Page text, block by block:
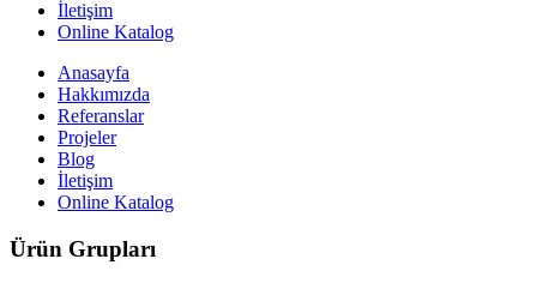
İletişim
Online Katalog
Anasayfa
Hakkımızda
Referanslar
Projeler
Blog
İletişim
Online Katalog
Ürün Grupları